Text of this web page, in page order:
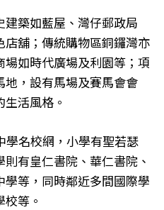
築如藍屋、灣仔郵政局
舖；傳統購物區銅鑼灣亦
如時代廣場及利園等；項
地，設有馬場及賽馬會會
活風格。
學名校網，小學有聖若瑟
有皇仁書院、華仁書院、
等，同時鄰近多間國際學
等。